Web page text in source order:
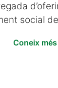
social
Coneix